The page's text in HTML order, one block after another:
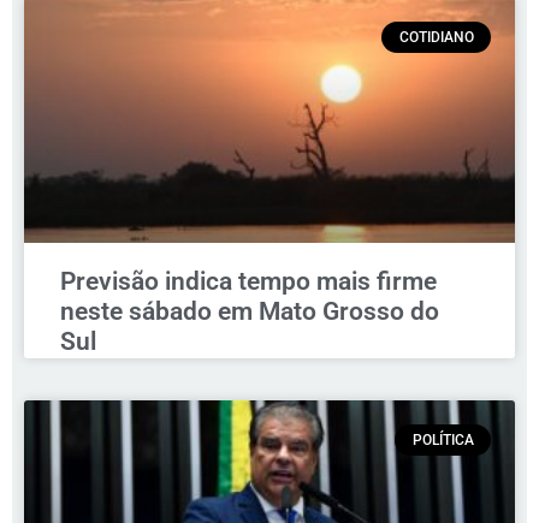
COTIDIANO
Previsão indica tempo mais firme
neste sábado em Mato Grosso do
Sul
POLÍTICA